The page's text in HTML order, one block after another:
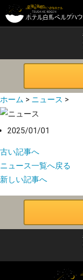
ホーム > ニュース >
2025/01/01
古い記事へ
ニュース一覧へ戻る
新しい記事へ